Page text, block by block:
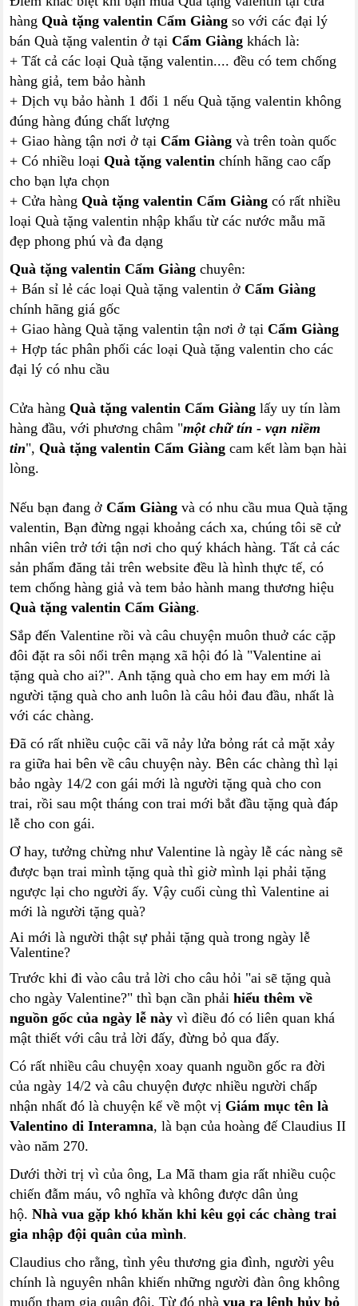
hàngQuà tặng valentin Cẩm Giàng so với các đại lý
bán Quà tặng valentin ở tạiCẩm Giàng khách là:
+ Tất cả các loại Quà tặng valentin.... đều có tem chống
hàng giả, tem bảo hành
+ Dịch vụ bảo hành 1 đổi 1 nếu Quà tặng valentin không
đúng hàng đúng chất lượng
+ Giao hàng tận nơi ở tạiCẩm Giàng và trên toàn quốc
+ Có nhiều loạiQuà tặng valentin chính hãng cao cấp
cho bạn lựa chọn
+ Cửa hàngQuà tặng valentin Cẩm Giàng có rất nhiều
loại Quà tặng valentin nhập khẩu từ các nước mẫu mã
đẹp phong phú và đa dạng
Quà tặng valentin Cẩm Giàngchuyên:
+ Bán sỉ lẻ các loại Quà tặng valentin ởCẩm Giàng
chính hãng giá gốc
+ Giao hàng Quà tặng valentin tận nơi ở tạiCẩm Giàng
+ Hợp tác phân phối các loại Quà tặng valentin cho các
đại lý có nhu cầu
Cửa hàngQuà tặng valentin Cẩm Giàng lấy uy tín làm
hàng đầu, với phương châm "một chữ tín - vạn niềm
tin",Quà tặng valentin Cẩm Giàng cam kết làm bạn hài
lòng.
Nếu bạn đang ởCẩm Giàng và có nhu cầu mua Quà tặng
valentin, Bạn đừng ngại khoảng cách xa, chúng tôi sẽ cử
nhân viên trở tới tận nơi cho quý khách hàng. Tất cả các
sản phẩm đăng tải trên website đều là hình thực tế, có
tem chống hàng giả và tem bảo hành mang thương hiệu
Quà tặng valentin Cẩm Giàng.
Sắp đến Valentine rồi và câu chuyện muôn thuở các cặp
đôi đặt ra sôi nổi trên mạng xã hội đó là "Valentine ai
tặng quà cho ai?". Anh tặng quà cho em hay em mới là
người tặng quà cho anh luôn là câu hỏi đau đầu, nhất là
với các chàng.
Đã có rất nhiều cuộc cãi vã nảy lửa bỏng rát cả mặt xảy
ra giữa hai bên về câu chuyện này. Bên các chàng thì lại
bảo ngày 14/2 con gái mới là người tặng quà cho con
trai, rồi sau một tháng con trai mới bắt đầu tặng quà đáp
lễ cho con gái.
Ơ hay, tưởng chừng như Valentine là ngày lễ các nàng sẽ
được bạn trai mình tặng quà thì giờ mình lại phải tặng
ngược lại cho người ấy. Vậy cuối cùng thì Valentine ai
mới là người tặng quà?
Ai mới là người thật sự phải tặng quà trong ngày lễ
Valentine?
Trước khi đi vào câu trả lời cho câu hỏi "ai sẽ tặng quà
cho ngày Valentine?" thì bạn cần phảihiểu thêm về
nguồn gốc của ngày lễ này vì điều đó có liên quan khá
mật thiết với câu trả lời đấy, đừng bỏ qua đấy.
Có rất nhiều câu chuyện xoay quanh nguồn gốc ra đời
của ngày 14/2 và câu chuyện được nhiều người chấp
nhận nhất đó là chuyện kể về một vị Giám mục tên là
Valentino di Interamna, là bạn của hoàng đế Claudius II
vào năm 270.
Dưới thời trị vì của ông, La Mã tham gia rất nhiều cuộc
chiến đẫm máu, vô nghĩa và không được dân ủng
hộ.Nhà vua gặp khó khăn khi kêu gọi các chàng trai
gia nhập đội quân của mình.
Claudius cho rằng, tình yêu thương gia đình, người yêu
chính là nguyên nhân khiến những người đàn ông không
muốn tham gia quân đội. Từ đó nhàvua ra lệnh hủy bỏ